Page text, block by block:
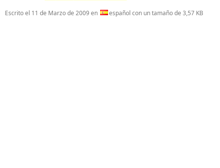
Escrito el 11 de Marzo de 2009en español con un tamaño de 3,57 KB